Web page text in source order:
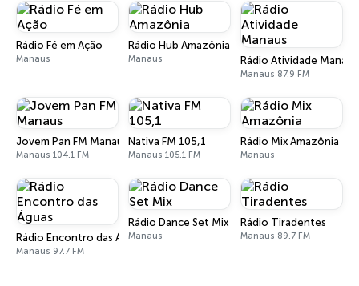
Rádio Fé em Ação
Manaus
Rádio Hub Amazônia
Manaus Rádio Atividade Manaus
Manaus 87.9 FM
Jovem Pan FM Manaus
Manaus 104.1 FM
Nativa FM 105,1
Manaus 105.1 FM
Rádio Mix Amazônia
Manaus
Rádio Encontro das Águas
Manaus 97.7 FM
Rádio Dance Set Mix
Manaus
Rádio Tiradentes
Manaus 89.7 FM